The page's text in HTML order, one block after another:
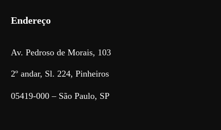
Endereço
Av. Pedroso de Morais, 103
2º andar, Sl. 224, Pinheiros
05419-000 – São Paulo, SP